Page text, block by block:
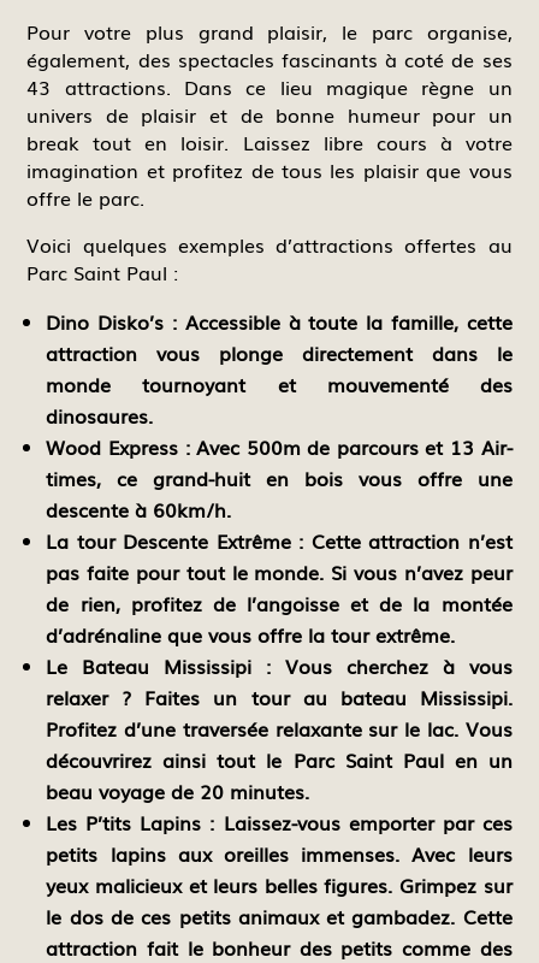
Pour votre plus grand plaisir, le parc organise,
également, des spectacles fascinants à coté de ses
43 attractions. Dans ce lieu magique règne un
univers de plaisir et de bonne humeur pour un
break tout en loisir. Laissez libre cours à votre
imagination et profitez de tous les plaisir que vous
offre le parc.
Voici quelques exemples d’attractions offertes au
Parc Saint Paul :
Dino Disko’s :Accessible à toute la famille, cette
attraction vous plonge directement dans le
monde tournoyant et mouvementé des
dinosaures.
Wood Express :Avec 500m de parcours et 13 Air-
times, ce grand-huit en bois vous offre une
descente à 60km/h.
La tour Descente Extrême : Cette attraction n’est
pas faite pour tout le monde. Si vous n’avez peur
de rien, profitez de l’angoisse et de la montée
d’adrénaline que vous offre la tour extrême.
Le Bateau Mississipi : Vous cherchez à vous
relaxer ? Faites un tour au bateau Mississipi.
Profitez d’une traversée relaxante sur le lac. Vous
découvrirez ainsi tout le Parc Saint Paul en un
beau voyage de 20 minutes.
Les P’tits Lapins : Laissez-vous emporter par ces
petits lapins aux oreilles immenses. Avec leurs
yeux malicieux et leurs belles figures. Grimpez sur
le dos de ces petits animaux et gambadez. Cette
attraction fait le bonheur des petits comme des